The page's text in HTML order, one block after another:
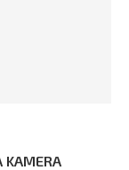
KAMERA